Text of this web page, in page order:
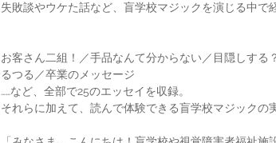
失敗談やウケた話など、盲学校マジックを演じる中で
お客さん二組！／手品なんて分からない／目隠しす
るつる／卒業のメッセージ
……など、全部で25のエッセイを収録。
それらに加えて、読んで体験できる盲学校マジックの